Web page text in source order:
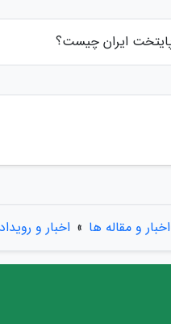
پایتخت ایران چیست؟
و مقاله ها » اخبار و